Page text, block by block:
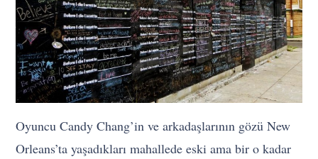
Oyuncu Candy Chang’in ve arkadaşlarının gözü New
Orleans’ta yaşadıkları mahallede eski ama bir o kadar